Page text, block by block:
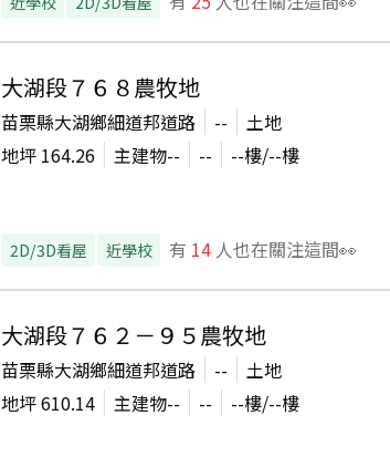
大湖段７６８農牧地
苗栗縣大湖鄉細道邦道路 --
土地
地坪 164.26 主建物-- -- --樓/--樓
2D/3D看屋 近學校 有 14 人也在關注這間👀
大湖段７６２－９５農牧地
苗栗縣大湖鄉細道邦道路 --
土地
地坪610.14 主建物-- -- --樓/--樓